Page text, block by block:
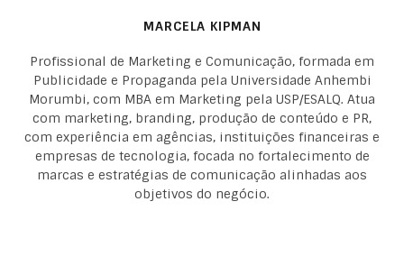
MARCELA KIPMAN
Profissional de Marketing e Comunicação, formada em
Publicidade e Propaganda pela Universidade Anhembi
Morumbi, com MBA em Marketing pela USP/ESALQ. Atua
com marketing, branding, produção de conteúdo e PR,
com experiência em agências, instituições financeiras e
empresas de tecnologia, focada no fortalecimento de
marcas e estratégias de comunicação alinhadas aos
objetivos do negócio.